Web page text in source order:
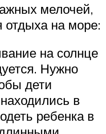
мелочей,
отдыха на море:
на солнце
Нужно
дети
в
ребенка в